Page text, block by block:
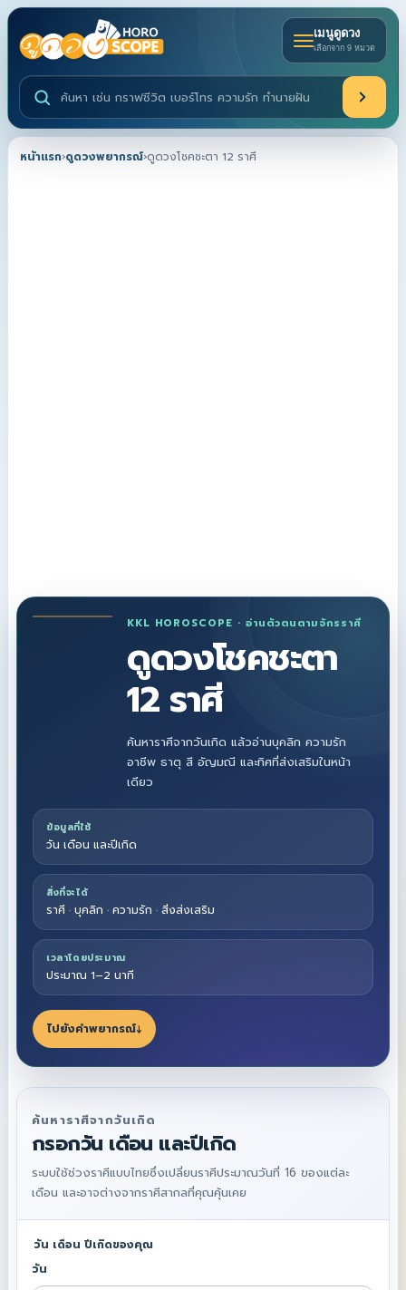
ค้นหาบริการดูดวงและบทความ
เมนูดูดวง
เลือกจาก 9 หมวด
หน้าแรก›ดูดวงพยากรณ์›ดูดวงโชคชะตา 12 ราศี
KKL HOROSCOPE · อ่านตัวตนตามจักรราศี
ดูดวงโชคชะตา
12 ราศี
ค้นหาราศีจากวันเกิด แล้วอ่านบุคลิก ความรัก
อาชีพ ธาตุ สี อัญมณี และทิศที่ส่งเสริมในหน้า
เดียว
ข้อมูลที่ใช้
วัน เดือน และปีเกิด
สิ่งที่จะได้
ราศี · บุคลิก · ความรัก · สิ่งส่งเสริม
เวลาโดยประมาณ
ประมาณ 1–2 นาที
ไปยังคำพยากรณ์↓
ค้นหาราศีจากวันเกิด
กรอกวัน เดือน และปีเกิด
ระบบใช้ช่วงราศีแบบไทยซึ่งเปลี่ยนราศีประมาณวันที่ 16 ของแต่ละ
เดือน และอาจต่างจากราศีสากลที่คุณคุ้นเคย
วัน เดือน ปีเกิดของคุณ
วัน